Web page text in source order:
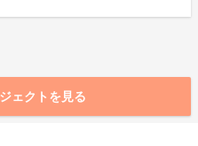
ェクトを見る